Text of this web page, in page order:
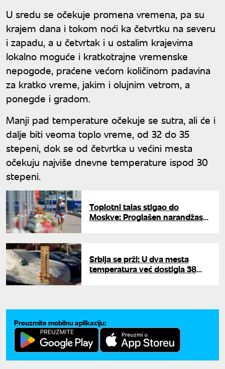
U sredu se očekuje promena vremena, pa su
krajem dana i tokom noći ka četvrtku na severu
i zapadu, a u četvrtak i u ostalim krajevima
lokalno moguće i kratkotrajne vremenske
nepogode, praćene većom količinom padavina
za kratko vreme, jakim i olujnim vetrom, a
ponegde i gradom.
Manji pad temperature očekuje se sutra, ali će i
dalje biti veoma toplo vreme, od 32 do 35
stepeni, dok se od četvrtka u većini mesta
očekuju najviše dnevne temperature ispod 30
stepeni.
Toplotni talas stigao do
Moskve: Proglašen narandžasti
Srbija se prži: U dva mesta
temperatura već dostigla 38
Preuzmite mobilnu aplikaciju: